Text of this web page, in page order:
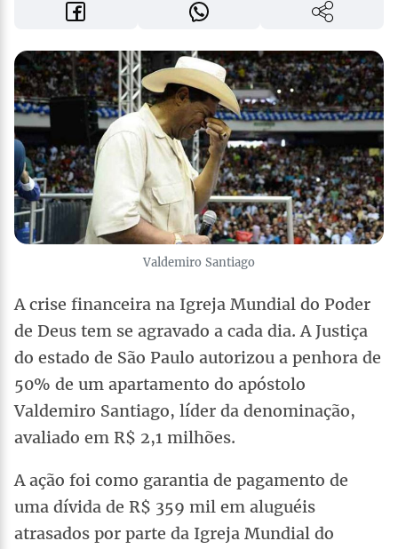
Valdemiro Santiago
A crise financeira na Igreja Mundial do Poder
de Deus tem se agravado a cada dia. A Justiça
do estado de São Paulo autorizou a penhora de
50% de um apartamento do apóstolo
Valdemiro Santiago, líder da denominação,
avaliado em R$ 2,1 milhões.
A ação foi como garantia de pagamento de
uma dívida de R$ 359 mil em aluguéis
atrasados por parte da Igreja Mundial do